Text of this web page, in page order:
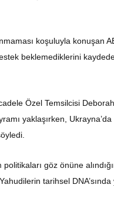
koşuluyla konuşan
beklemediklerini
Özel Temsilcisi
yaklaşırken,
göz önüne
tarihsel DNA’sında